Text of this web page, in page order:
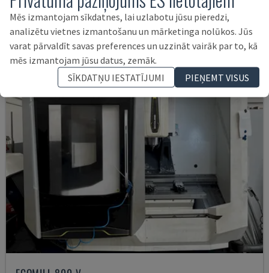
ITĀLIJA 2003
21.000 €
Mēs izmantojam sīkdatnes, lai uzlabotu jūsu pieredzi,
analizētu vietnes izmantošanu un mārketinga nolūkos. Jūs
varat pārvaldīt savas preferences un uzzināt vairāk par to, kā
mēs izmantojam jūsu datus, zemāk.
SĪKDATŅU IESTATĪJUMI
PIEŅEMT VISUS